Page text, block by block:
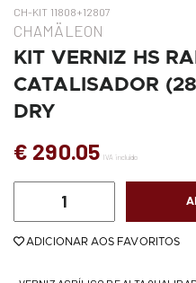
CH-KIT 11808+12807
CHAMÄLEON
KIT VERNIZ HS
CATALISADOR
DRY
€ 290.05 IVA incluído
ADICIONAR AOS FAVORITOS